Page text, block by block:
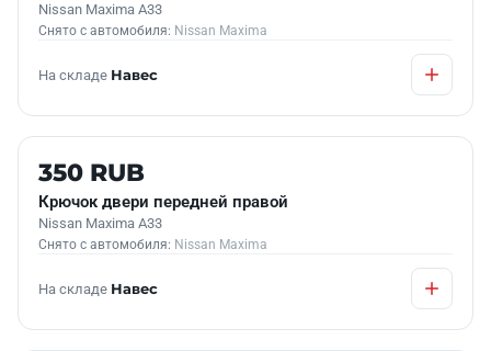
Nissan Maxima A33
Снято с автомобиля: Nissan Maxima
На складе Навес
Б/У В НАЛИЧИИ
350 RUB
Крючок двери передней правой
Nissan Maxima A33
Снято с автомобиля: Nissan Maxima
На складе Навес